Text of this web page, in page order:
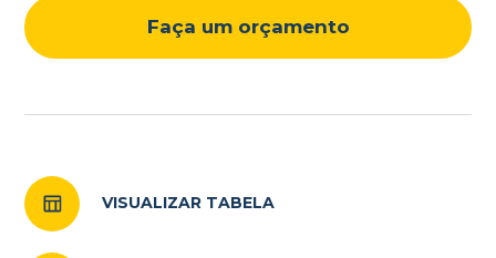
Faça um orçamento
VISUALIZAR TABELA